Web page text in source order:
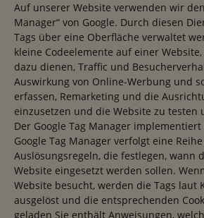
Auf unserer Website verwenden wir
Manager“ von Google. Durch diesen
Tags über eine Oberfläche verwaltet
kleine Codeelemente auf einer
dazu dienen, Traffic und
Auswirkung von Online-Werbung und
erfassen, Remarketing und die
einzusetzen und die Website zu testen
Der Google Tag Manager
Google Tag Manager verfolgt eine
Auslösungsregeln, die festlegen, wann
Website eingesetzt werden sollen.
Website besucht, werden die Tags laut
ausgelöst und die entsprechenden
geladen Sie enthält Anweisungen,